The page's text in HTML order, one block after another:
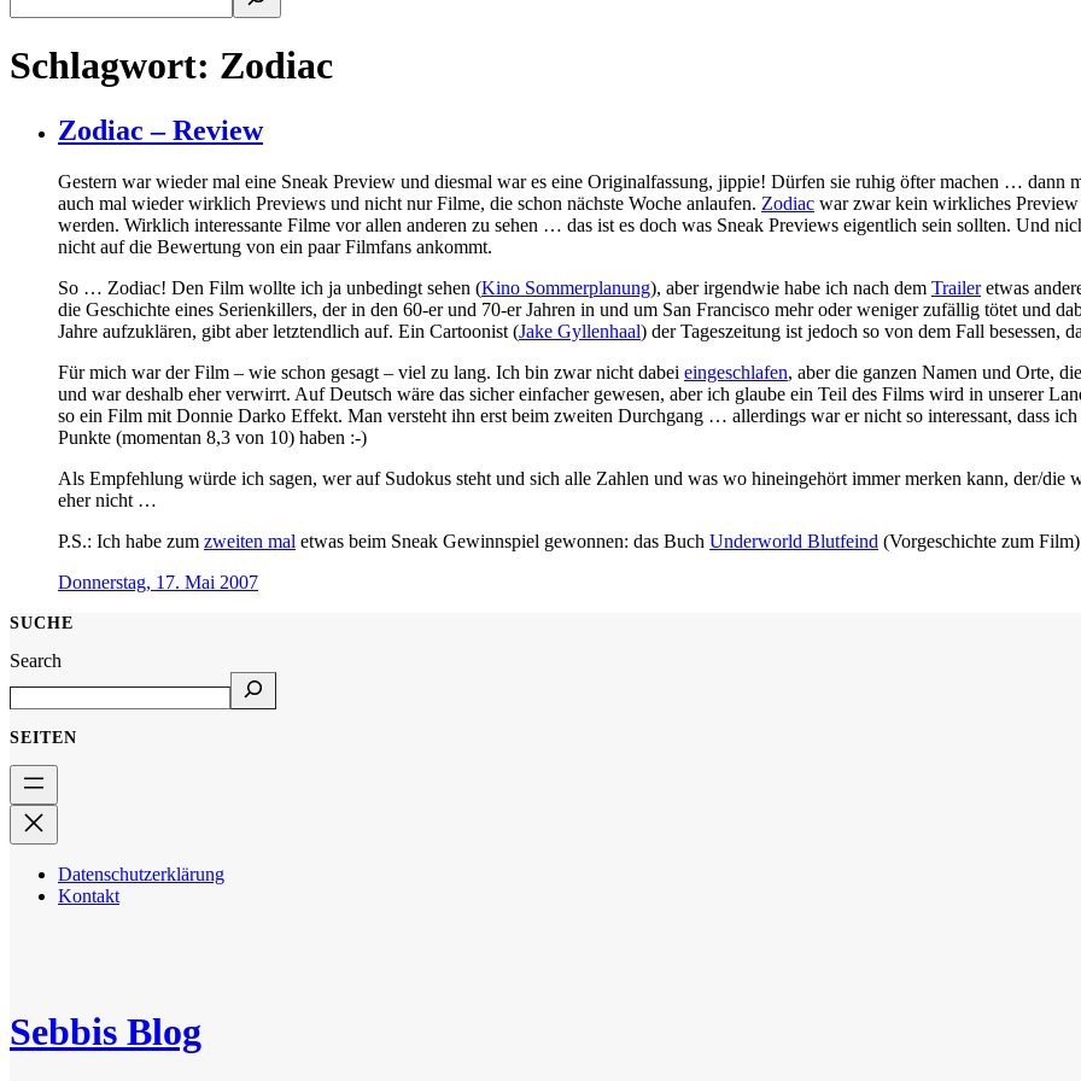
Schlagwort: Zodiac
Zodiac – Review
Gestern war wieder mal eine Sneak Preview und diesmal war es eine Originalfassung, jippie! Dürfen sie ruhig öfter machen … dann
auch mal wieder wirklich Previews und nicht nur Filme, die schon nächste Woche anlaufen. Zodiac war zwar kein wirkliches
werden. Wirklich interessante Filme vor allen anderen zu sehen … das ist es doch was Sneak Previews eigentlich sein sollten. Und
nicht auf die Bewertung von ein paar Filmfans ankommt.
So … Zodiac! Den Film wollte ich ja unbedingt sehen (Kino Sommerplanung), aber irgendwie habe ich nach dem Traileretwas
die Geschichte eines Serienkillers, der in den 60-er und 70-er Jahren in und um San Francisco mehr oder weniger zufällig tötet und
Jahre aufzuklären, gibt aber letztendlich auf. Ein Cartoonist (Jake Gyllenhaal) der Tageszeitung ist jedoch so von dem Fall besessen,
Für mich war der Film – wie schon gesagt – viel zu lang. Ich bin zwar nicht dabei eingeschlafen, aber die ganzen Namen und Orte,
und war deshalb eher verwirrt. Auf Deutsch wäre das sicher einfacher gewesen, aber ich glaube ein Teil des Films wird in unserer
so ein Film mit Donnie Darko Effekt. Man versteht ihn erst beim zweiten Durchgang … allerdings war er nicht so interessant, dass
Punkte (momentan 8,3 von 10) haben :-)
Als Empfehlung würde ich sagen, wer auf Sudokus steht und sich alle Zahlen und was wo hineingehört immer merken kann, der/
eher nicht …
P.S.: Ich habe zum zweiten mal etwas beim Sneak Gewinnspiel gewonnen: das Buch Underworld Blutfeind (Vorgeschichte zum
Donnerstag, 17. Mai 2007
SUCHE
Search
SEITEN
Datenschutzerklärung
Kontakt
Sebbis Blog